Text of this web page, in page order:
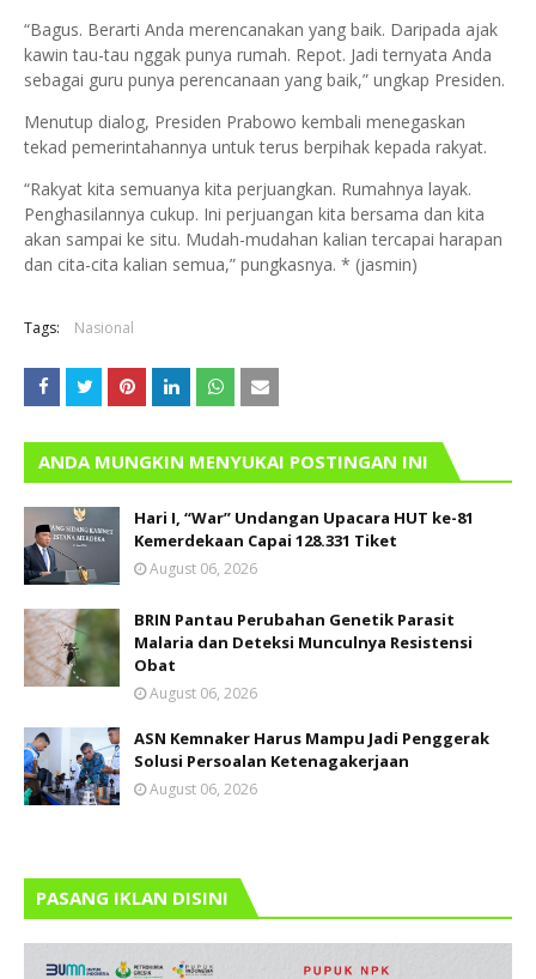
“Bagus. Berarti Anda merencanakan yang baik. Daripada ajak
kawin tau-tau nggak punya rumah. Repot. Jadi ternyata Anda
sebagai guru punya perencanaan yang baik,” ungkap Presiden.
Menutup dialog, Presiden Prabowo kembali menegaskan
tekad pemerintahannya untuk terus berpihak kepada rakyat.
“Rakyat kita semuanya kita perjuangkan. Rumahnya layak.
Penghasilannya cukup. Ini perjuangan kita bersama dan kita
akan sampai ke situ. Mudah-mudahan kalian tercapai harapan
dan cita-cita kalian semua,” pungkasnya. * (jasmin)
Tags: Nasional
ANDA MUNGKIN MENYUKAI POSTINGAN INI
Hari I, “War” Undangan Upacara HUT ke-81
Kemerdekaan Capai 128.331 Tiket
August 06, 2026
BRIN Pantau Perubahan Genetik Parasit
Malaria dan Deteksi Munculnya Resistensi
Obat
August 06, 2026
ASN Kemnaker Harus Mampu Jadi Penggerak
Solusi Persoalan Ketenagakerjaan
August 06, 2026
PASANG IKLAN DISINI